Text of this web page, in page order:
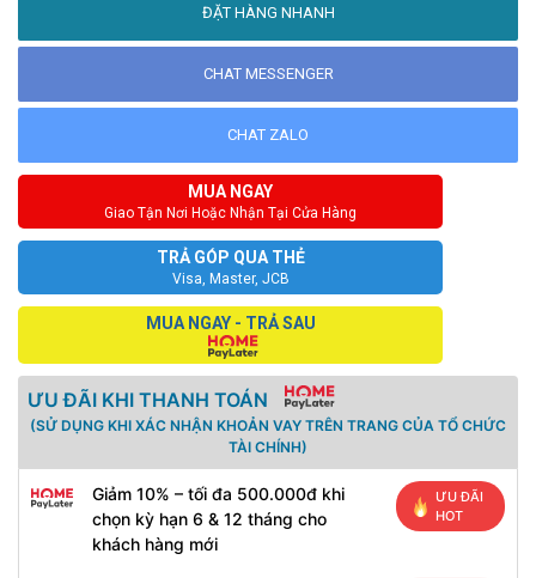
ĐẶT HÀNG NHANH
CHAT MESSENGER
CHAT ZALO
MUA NGAY
Giao Tận Nơi Hoặc Nhận Tại Cửa Hàng
TRẢ GÓP QUA THẺ
Visa, Master, JCB
MUA NGAY - TRẢ SAU
ƯU ĐÃI KHI THANH TOÁN
(SỬ DỤNG KHI XÁC NHẬN KHOẢN VAY TRÊN TRANG CỦA TỔ CHỨC
TÀI CHÍNH)
Giảm 10% – tối đa 500.000đ khi
chọn kỳ hạn 6 & 12 tháng cho
khách hàng mới
ƯU ĐÃI
HOT